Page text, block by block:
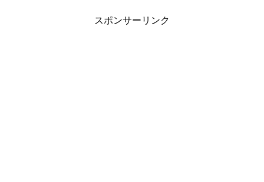
スポンサーリンク